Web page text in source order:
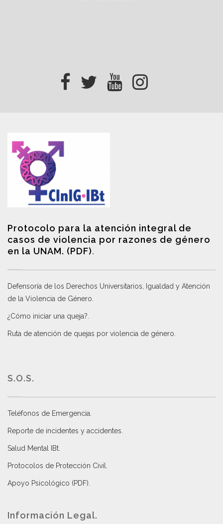
Protocolo para la atención integral de
casos de violencia por razones de género
en la UNAM. (PDF).
Defensoría de los Derechos Universitarios, Igualdad y Atención
de la Violencia de Género
¿Cómo iniciar una queja?
Ruta de atención de quejas por violencia de género
S.O.S.
Teléfonos de Emergencia.
Reporte de incidentes y accidentes
Salud Mental IBt
Protocolos de Protección Civil
Apoyo Psicológico (PDF)
Información Legal.